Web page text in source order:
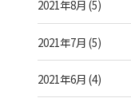
2021年8月 (5)
2021年7月 (5)
2021年6月 (4)